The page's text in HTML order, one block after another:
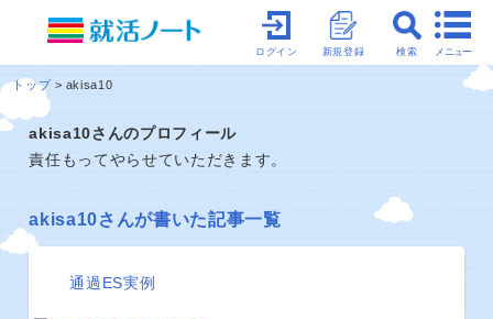
メニュー
検索
新規登録
ログイン
トップ akisa10
akisa10さんのプロフィール
責任もってやらせていただきます。
akisa10さんが書いた記事一覧
通過ES実例